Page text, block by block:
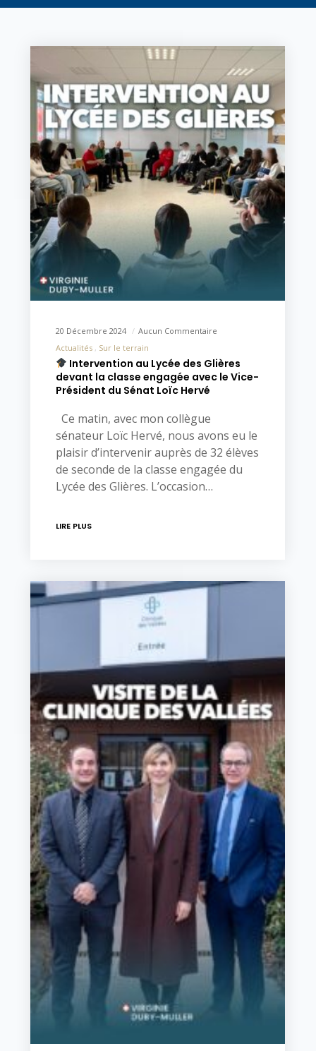
20 Décembre 2024
Aucun Commentaire
Actualités
Sur le terrain
Intervention au Lycée des Glières
devant la classe engagée avec le Vice-
Président du Sénat Loïc Hervé
Ce matin, avec mon collègue
sénateur Loïc Hervé, nous avons eu le
plaisir d’intervenir auprès de 32 élèves
de seconde de la classe engagée du
Lycée des Glières. L’occasion…
LIRE PLUS